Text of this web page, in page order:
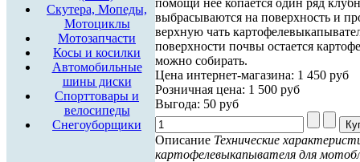
Скутера, Мопеды,
Мотоциклы
Мотозапчасти
Косы и косилки
Автомобильные
шины диски
Спорттовары и
велосипеды
Снегоуборщики
выбрасываются на поверхность и
верхную чать
поверхности почвы остается
можно собирать.
Цена интернет-магазина: 1 450 руб
Розничная цена: 1 500 руб
Выгода: 50 руб
Описание Технические
картофелевыкапывателя для